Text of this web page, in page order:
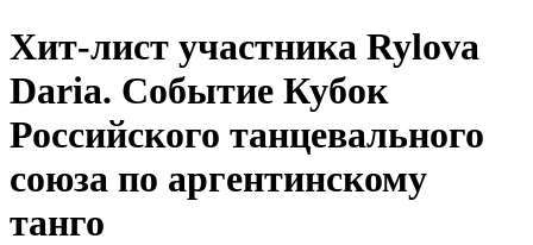
Хит-лист участника Rylova
Daria. Событие Кубок
Российского танцевального
союза по аргентинскому
танго